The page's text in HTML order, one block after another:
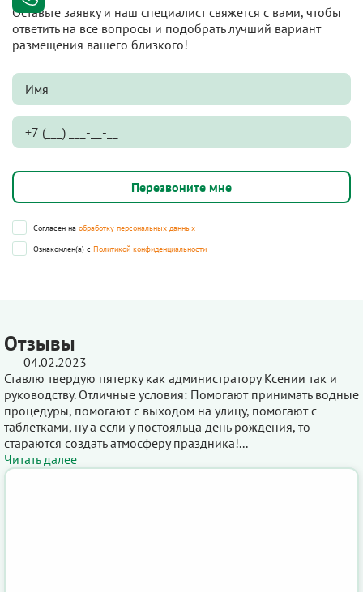
Оставьте заявку и наш специалист свяжется с вами, чтобы
ответить на все вопросы и подобрать лучший вариант
размещения вашего близкого!
Согласен на обработку персональных данных
Ознакомлен(а) с Политикой конфиденциальности
Отзывы
04.02.2023
Ставлю твердую пятерку как администратору Ксении так и
руководству. Отличные условия: Помогают принимать водные
процедуры, помогают с выходом на улицу, помогают с
таблетками, ну а если у постояльца день рождения, то
стараются создать атмосферу праздника!...
Читать далее